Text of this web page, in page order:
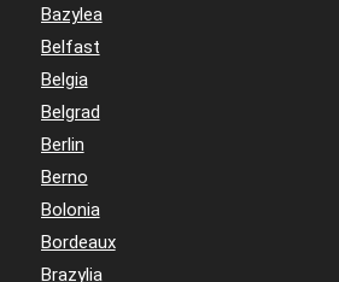
Bazylea
Belfast
Belgia
Belgrad
Berlin
Berno
Bolonia
Bordeaux
Brazylia